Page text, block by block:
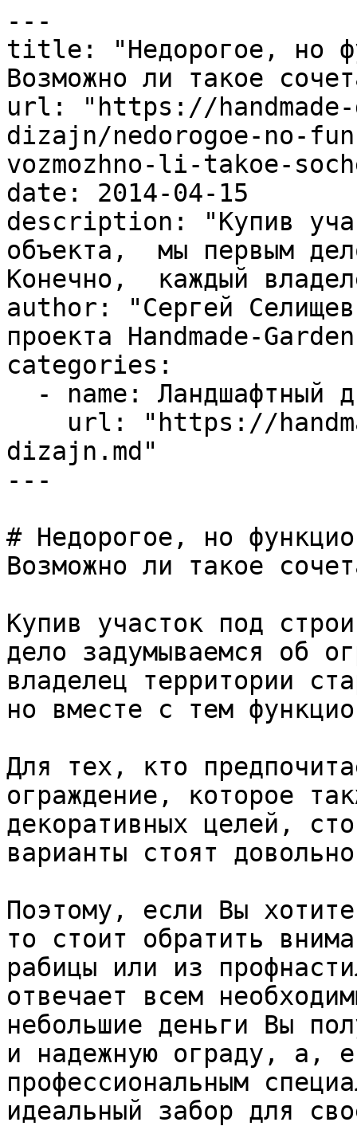
---
title: "Недорогое, но
Возможно ли такое
url: "https://
dizajn/nedorogoe-no-
vozmozhno-li-takoe-
date: 2014-04-15
description: "Купив
объекта,  мы первым
Конечно,  каждый
author: "Сергей
проекта Handmade-
categories:
dizajn.md"
---
# Недорогое, но
Возможно ли такое
Купив участок под
дело задумываемся об
владелец территории
но вместе с тем
Для тех, кто
ограждение, которое
декоративных целей,
варианты стоят
Поэтому, если Вы
то стоит обратить
рабицы или из
отвечает всем
небольшие деньги Вы
и надежную ограду, а,
профессиональным
идеальный забор для